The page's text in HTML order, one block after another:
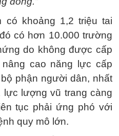
có khoảng 1,2 triệu tai
có hơn 10.000 trường
do không được cấp
cao năng lực cấp
phận người dân, nhất
lực lượng vũ trang càng
tục phải ứng phó với
quy mô lớn.